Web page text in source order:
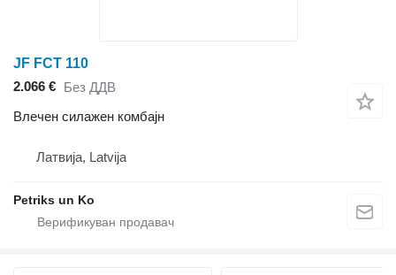
JF FCT 110
2.066 € Без ДДВ
Влечен силажен комбајн
Латвија, Latvija
Petriks un Ko